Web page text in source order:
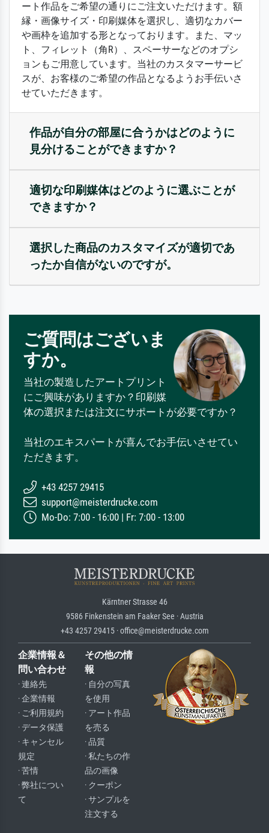
ート作品をご希望の通りにご注文いただけます。額
縁・画像サイズ・印刷媒体を選択し、適切なカバー
や画枠を追加する形となっております。また、マッ
ト、フィレット（角R）、スペーサーなどのオプシ
ョンもご用意しています。当社のカスタマーサービ
スが、お客様のご希望の作品となるようお手伝いさ
せていただきます。
作品が自分の部屋に合うかはどのように
見分けることができますか？
適切な印刷媒体はどのように選ぶことが
できますか？
選択した商品のカスタマイズが適切であ
ったか自信がないのですが。
ご質問はございま
すか。
当社の製造したアートプリント
にご興味がありますか？印刷媒
体の選択または注文にサポートが必要ですか？
当社のエキスパートが喜んでお手伝いさせてい
ただきます。
+43 4257 29415
support@meisterdrucke.com
Mo-Do: 7:00 - 16:00 | Fr: 7:00 - 13:00
Kärntner Strasse 46
9586 Finkenstein am Faaker See · Austria
+43 4257 29415 · office@meisterdrucke.com
企業情報＆
問い合わせ
· 連絡先
· 企業情報
· ご利用規約
· データ保護
· キャンセル
規定
· 苦情
· 弊社につい
て
その他の情
報
· 自分の写真
を使用
· アート作品
を売る
· 品質
· 私たちの作
品の画像
· クーポン
· サンプルを
注文する